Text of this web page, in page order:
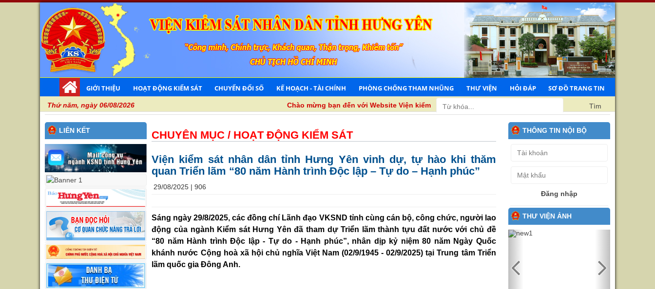
GIỚI THIỆU HOẠT ĐỘNG KIỂM SÁT CHUYỂN ĐỔI SỐ KẾ HOẠCH - TÀI CHÍNH PHÒNG CHỐNG THAM NHŨNG THƯ VIỆN HỎI ĐÁP SƠ ĐỒ TRANG TIN
Thứ năm, ngày 06/08/2026 Chào mừng bạn đến với Website Viện kiểm sát nhân dân tỉnh Hưng Yên Tìm
LIÊN KẾT CHUYÊN MỤC / HOẠT ĐỘNG KIỂM SÁT
Viện kiểm sát nhân dân tỉnh Hưng Yên vinh dự, tự hào khi thăm
quan Triển lãm “80 năm Hành trình Độc lập – Tự do – Hạnh phúc”
29/08/2025 |906
Sáng ngày 29/8/2025, các đồng chí Lãnh đạo VKSND tỉnh cùng cán bộ, công chức, người lao
động của ngành Kiểm sát Hưng Yên đã tham dự Triển lãm thành tựu đất nước với chủ đề
“80 năm Hành trình Độc lập - Tự do - Hạnh phúc”, nhân dịp kỷ niệm 80 năm Ngày Quốc
khánh nước Cộng hoà xã hội chủ nghĩa Việt Nam (02/9/1945 - 02/9/2025) tại Trung tâm Triển
lãm quốc gia Đông Anh.
THÔNG TIN NỘI BỘ
Đăng nhập
THƯ VIỆN ẢNH
Previous